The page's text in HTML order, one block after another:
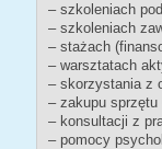
– szkoleniach
– szkoleniach
– stażach
– warsztatach
– skorzystania z
– zakupu sprzętu
– konsultacji z
– pomocy